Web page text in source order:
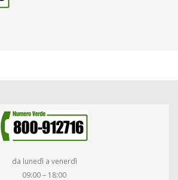
da lunedì a venerdì
09:00 – 18:00